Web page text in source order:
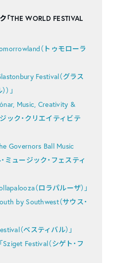
THE WORLD FESTIVAL
（トゥモローラ
Festival（グラス
」
Music, Creativity &
ック・クリエイティビテ
Governors Ball Music
ミュージック・フェスティ
（ロラパルーザ）」
by Southwest（サウス・
（ベスティバル）」
Festival（シゲト・フ